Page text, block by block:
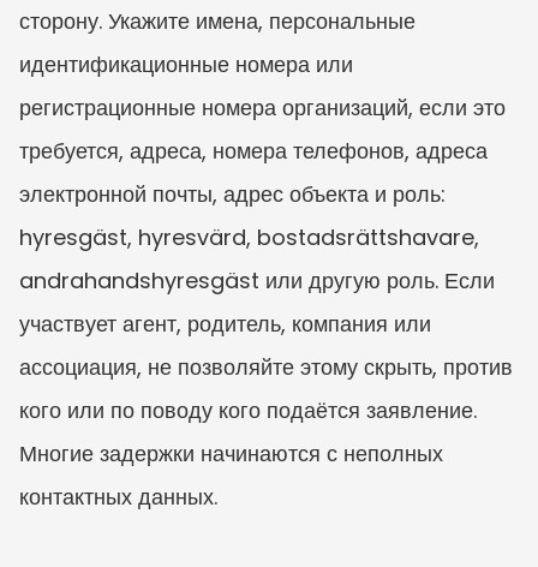
сторону. Укажите имена, персональные
идентификационные номера или
регистрационные номера организаций, если это
требуется, адреса, номера телефонов, адреса
электронной почты, адрес объекта и роль:
hyresgäst, hyresvärd, bostadsrättshavare,
andrahandshyresgäst или другую роль. Если
участвует агент, родитель, компания или
ассоциация, не позволяйте этому скрыть, против
кого или по поводу кого подаётся заявление.
Многие задержки начинаются с неполных
контактных данных.